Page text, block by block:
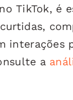
TikTok, é
interações
a